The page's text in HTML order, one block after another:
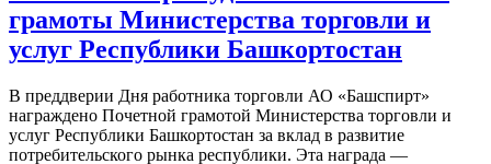
грамоты Министерства торговли и
услуг Республики Башкортостан
В преддверии Дня работника торговли АО «Башспирт»
награждено Почетной грамотой Министерства торговли и
услуг Республики Башкортостан за вклад в развитие
потребительского рынка республики. Эта награда —